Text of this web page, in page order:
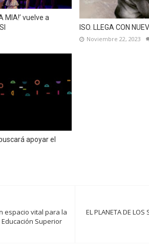
MIA!’ vuelve a
ISO. LLEGA CON
Noviembre 22, 2023
apoyar el
EL PLANETA DE LOS
espacio vital para la
Superior